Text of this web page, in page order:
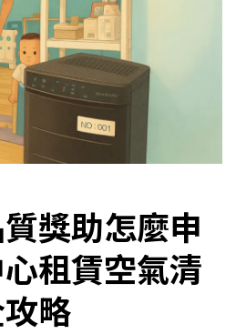
獎助怎麼申
租賃空氣清
略